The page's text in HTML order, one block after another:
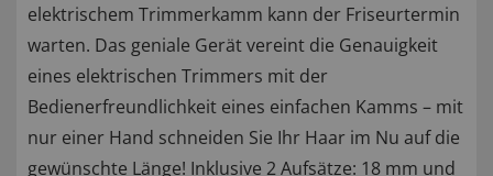
elektrischem Trimmerkamm kann der Friseurtermin
warten. Das geniale Gerät vereint die Genauigkeit
eines elektrischen Trimmers mit der
Bedienerfreundlichkeit eines einfachen Kamms – mit
nur einer Hand schneiden Sie Ihr Haar im Nu auf die
gewünschte Länge! Inklusive 2 Aufsätze: 18 mm und